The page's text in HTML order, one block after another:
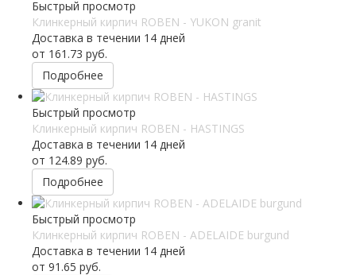
Быстрый просмотр
Клинкерный кирпич ROBEN - YUKON granit
Доставка в течении 14 дней
от 161.73 руб.
Подробнее
Быстрый просмотр
Клинкерный кирпич ROBEN - HASTINGS
Доставка в течении 14 дней
от 124.89 руб.
Подробнее
Быстрый просмотр
Клинкерный кирпич ROBEN - ADELAIDE burgund
Доставка в течении 14 дней
от 91.65 руб.